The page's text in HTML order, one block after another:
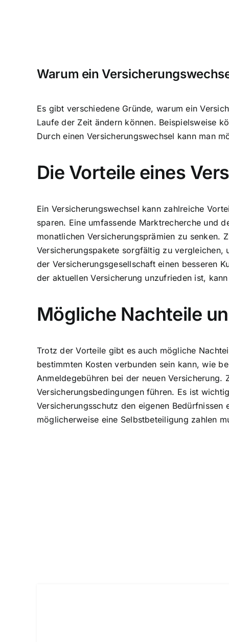
Warum ein
Es gibt verschiedene Gründe, warum ein
Laufe der Zeit ändern können. Beispielsweise
Durch einen Versicherungswechsel kann man
Die Vorteile eines
Ein Versicherungswechsel kann zahlreiche
sparen. Eine umfassende Marktrecherche und
monatlichen Versicherungsprämien zu senken.
Versicherungspakete sorgfältig zu vergleichen,
der Versicherungsgesellschaft einen besseren
der aktuellen Versicherung unzufrieden ist,
Mögliche Nachteile
Trotz der Vorteile gibt es auch mögliche
bestimmten Kosten verbunden sein kann, wie
Anmeldegebühren bei der neuen Versicherung.
Versicherungsbedingungen führen. Es ist
Versicherungsschutz den eigenen
möglicherweise eine Selbstbeteiligung zahlen